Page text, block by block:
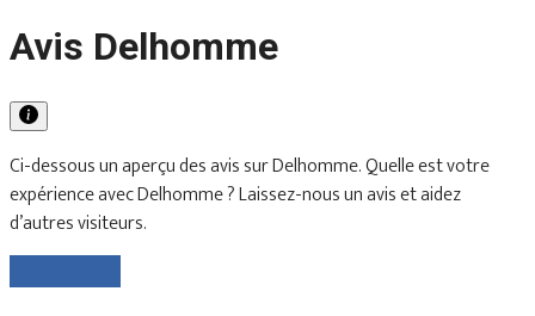
Avis Delhomme
Ci-dessous un aperçu des avis sur Delhomme. Quelle est votre
expérience avec Delhomme ? Laissez-nous un avis et aidez
d’autres visiteurs.